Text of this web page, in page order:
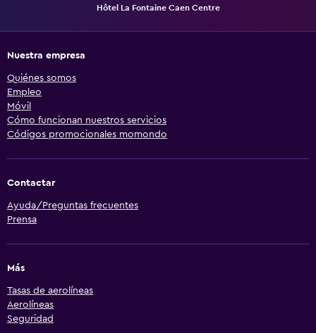
Hôtel La Fontaine Caen Centre
Nuestra empresa
Quiénes somos
Empleo
Móvil
Cómo funcionan nuestros servicios
Códigos promocionales momondo
Contactar
Ayuda/Preguntas frecuentes
Prensa
Más
Tasas de aerolíneas
Aerolíneas
Seguridad